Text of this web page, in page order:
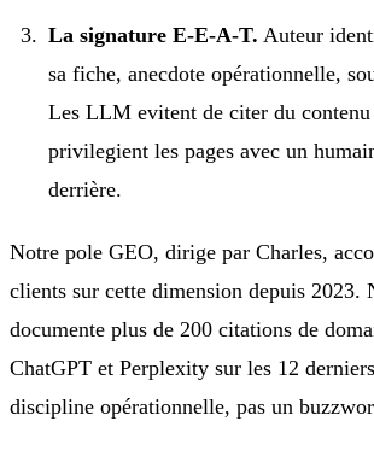
La signature E-E-A-T. Auteur
sa fiche, anecdote opérationnelle,
Les LLM evitent de citer du
privilegient les pages avec un
derrière.
Notre pole GEO, dirige par Charles,
clients sur cette dimension depuis 2023.
documente plus de 200 citations de
ChatGPT et Perplexity sur les 12
discipline opérationnelle, pas un